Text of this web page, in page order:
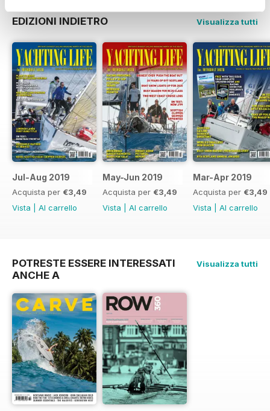
EDIZIONI INDIETRO Visualizza tutti
Jul-Aug 2019
Acquista per €3,49
Vista
Al carrello
May-Jun 2019
Acquista per €3,49
Vista
Al carrello
Mar-Apr 2019
Acquista per €3,49
Vista
Al carrello
POTRESTE ESSERE INTERESSATI
ANCHE A
Visualizza tutti